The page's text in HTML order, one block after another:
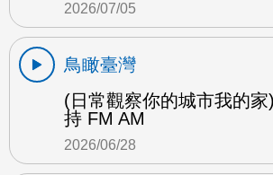
2026/07/05
鳥瞰臺灣
(日常觀察你的城市我的
持 FM AM
2026/06/28